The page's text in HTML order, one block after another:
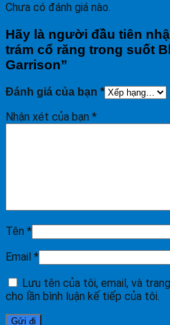
Chưa có đánh giá nào.
Hãy là người đầu tiên
trám cổ răng trong suốt
Garrison”
Đánh giá của bạn *
Nhận xét của bạn *
Tên *
Email *
Lưu tên của tôi, email, và
cho lần bình luận kế tiếp của tôi.